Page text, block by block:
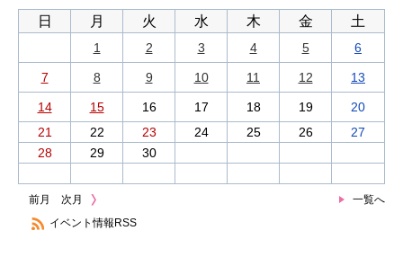
日 月 火 水 木 金 土
1 2 3 4 5 6
7 8 9 10 11 12 13
14 15 16 17 18 19
20
21
22 23 24 25 26
27
28
29 30
前月 一覧へ
次月
イベント情報RSS